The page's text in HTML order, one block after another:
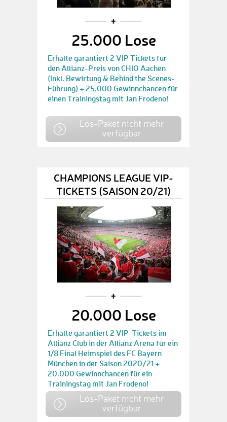
25.000 Lose
Erhalte garantiert 2 VIP Tickets für
den Allianz-Preis von CHIO Aachen
(Inkl. Bewirtung & Behind the Scenes-
Führung) + 25.000 Gewinnchancen für
einen Trainingstag mit Jan Frodeno!
Los-Paket nicht mehr
verfügbar
CHAMPIONS LEAGUE VIP-
TICKETS (SAISON 20/21)
20.000 Lose
Erhalte garantiert 2 VIP-Tickets im
Allianz Club in der Allianz Arena für ein
1/8 Final Heimspiel des FC Bayern
München in der Saison 2020/21 +
20.000 Gewinnchancen für ein
Trainingstag mit Jan Frodeno!
Los-Paket nicht mehr
verfügbar